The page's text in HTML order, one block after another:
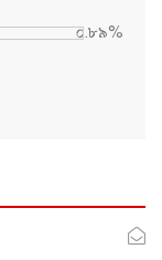
০.৮৯%